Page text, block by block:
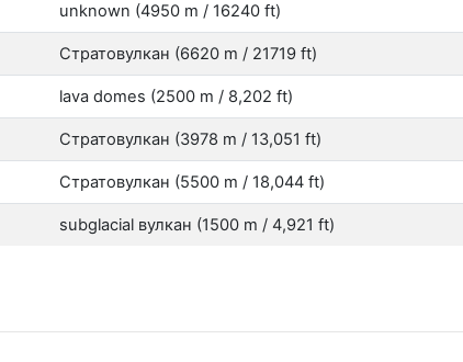
unknown (4950 m / 16240 ft)
Стратовулкан (6620 m / 21719 ft)
lava domes (2500 m / 8,202 ft)
Стратовулкан (3978 m / 13,051 ft)
Стратовулкан (5500 m / 18,044 ft)
subglacial вулкан (1500 m / 4,921 ft)